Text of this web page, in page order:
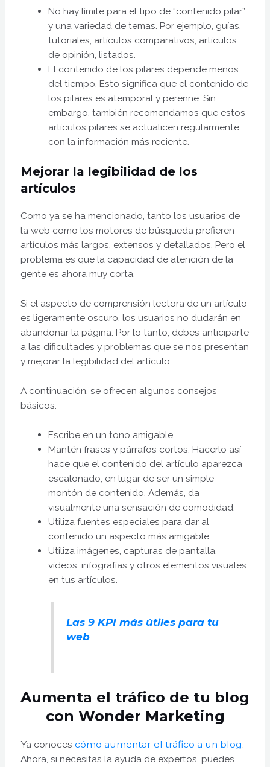
No hay límite para el tipo de “contenido pilar”
y una variedad de temas. Por ejemplo, guías,
tutoriales, artículos comparativos, artículos
de opinión, listados.
El contenido de los pilares depende menos
del tiempo. Esto significa que el contenido de
los pilares es atemporal y perenne. Sin
embargo, también recomendamos que estos
artículos pilares se actualicen regularmente
con la información más reciente.
Mejorar la legibilidad de los
artículos
Como ya se ha mencionado, tanto los usuarios de
la web como los motores de búsqueda prefieren
artículos más largos, extensos y detallados. Pero el
problema es que la capacidad de atención de la
gente es ahora muy corta.
Si el aspecto de comprensión lectora de un artículo
es ligeramente oscuro, los usuarios no dudarán en
abandonar la página. Por lo tanto, debes anticiparte
a las dificultades y problemas que se nos presentan
y mejorar la legibilidad del artículo.
A continuación, se ofrecen algunos consejos
básicos:
Escribe en un tono amigable.
Mantén frases y párrafos cortos. Hacerlo así
hace que el contenido del artículo aparezca
escalonado, en lugar de ser un simple
montón de contenido. Además, da
visualmente una sensación de comodidad.
Utiliza fuentes especiales para dar al
contenido un aspecto más amigable.
Utiliza imágenes, capturas de pantalla,
vídeos, infografías y otros elementos visuales
en tus artículos.
Las 9 KPI más útiles para tu
web
Aumenta el tráfico de tu blog
con Wonder Marketing
Ya conoces cómo aumentar el tráfico a un blog.
Ahora, si necesitas la ayuda de expertos, puedes